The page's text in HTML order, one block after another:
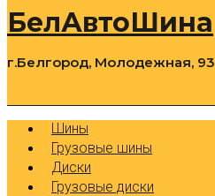
БелАвтоШина
г.Белгород, Молодежная, 93
Шины
Грузовые шины
Диски
Грузовые диски